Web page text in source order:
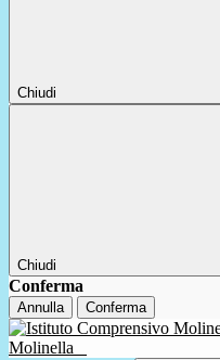
Chiudi
Chiudi
Conferma
Annulla Conferma
Molinella